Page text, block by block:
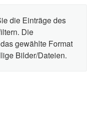
die Einträge des
Die
gewählte Format
Bilder/Dateien.